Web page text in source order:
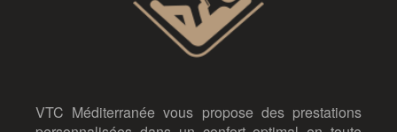
VTC Méditerranée vous propose des prestations